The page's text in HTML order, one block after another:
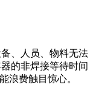
、人员、物料无法
的非焊接等待时间
浪费触目惊心。